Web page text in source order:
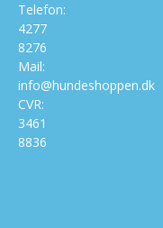
Telefon:
4277
8276
Mail:
info@hundeshoppen.dk
CVR:
3461
8836